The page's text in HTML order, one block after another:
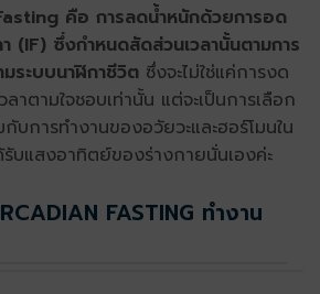
คือ การลดน้ำหนักด้วยการอด
(IF) ซึ่งกำหนดสัดส่วนเวลานั้นตามการ
ระบบนาฬิกาชีวิต ซึ่งจะไม่ใช่แค่การงด
าตามใจชอบเท่านั้น แต่จะเป็นการเลือก
กับการทำงานของอวัยวะและฮอร์โมนใน
บแสงอาทิตย์ของร่างกายนั่นเองค่ะ
FASTING ทำงาน